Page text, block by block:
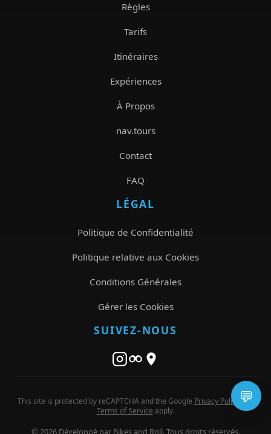
💬
Règles
Tarifs
Itinéraires
Expériences
À Propos
nav.tours
Contact
FAQ
LÉGAL
Politique de Confidentialité
Politique relative aux Cookies
Conditions Générales
Gérer les Cookies
SUIVEZ-NOUS
This site is protected by reCAPTCHA and the Google Privacy Policy
and
Terms of Service apply.
© 2026 Développé par Bikes and Roll. Tous droits réservés.